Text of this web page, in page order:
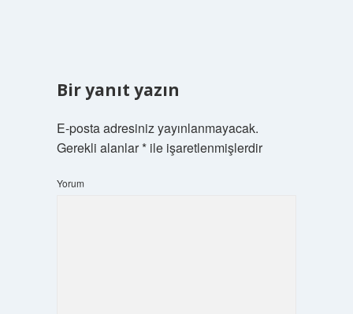
Bir yanıt yazın
E-posta adresiniz yayınlanmayacak.
Gerekli alanlar*ile işaretlenmişlerdir
Yorum